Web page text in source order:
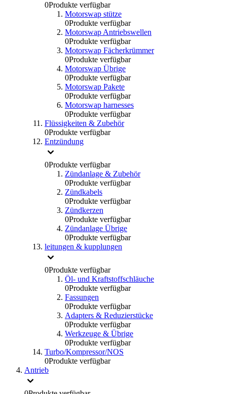
0Produkte verfügbar
Motorswap stütze
0Produkte verfügbar
Motorswap Antriebswellen
0Produkte verfügbar
Motorswap Fächerkrümmer
0Produkte verfügbar
Motorswap Übrige
0Produkte verfügbar
Motorswap Pakete
0Produkte verfügbar
Motorswap harnesses
0Produkte verfügbar
Flüssigkeiten & Zubehör
0Produkte verfügbar
Entzündung
0Produkte verfügbar
Zündanlage & Zubehör
0Produkte verfügbar
Zündkabels
0Produkte verfügbar
Zündkerzen
0Produkte verfügbar
Zündanlage Übrige
0Produkte verfügbar
leitungen & kupplungen
0Produkte verfügbar
Öl- und Kraftstoffschläuche
0Produkte verfügbar
Fassungen
0Produkte verfügbar
Adapters & Reduzierstücke
0Produkte verfügbar
Werkzeuge & Übrige
0Produkte verfügbar
Turbo/Kompressor/NOS
0Produkte verfügbar
Antrieb